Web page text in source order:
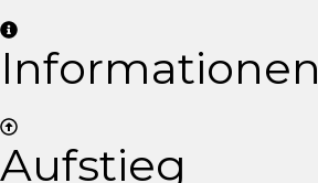
Informationen
Aufstieg